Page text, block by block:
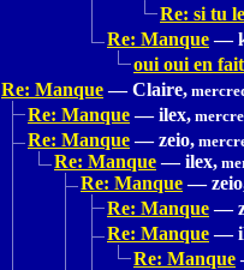
Re: si tu
Re: Manque —
oui oui en
Re: Manque — Claire,
Re: Manque — ilex,
Re: Manque — zeio,
Re: Manque — ilex,
Re: Manque —
Re: Manque —
Re: Manque —
Re: Manque